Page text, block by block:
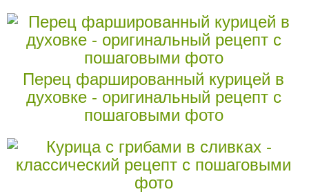
Перец фаршированный курицей в
духовке - оригинальный рецепт с
пошаговыми фото